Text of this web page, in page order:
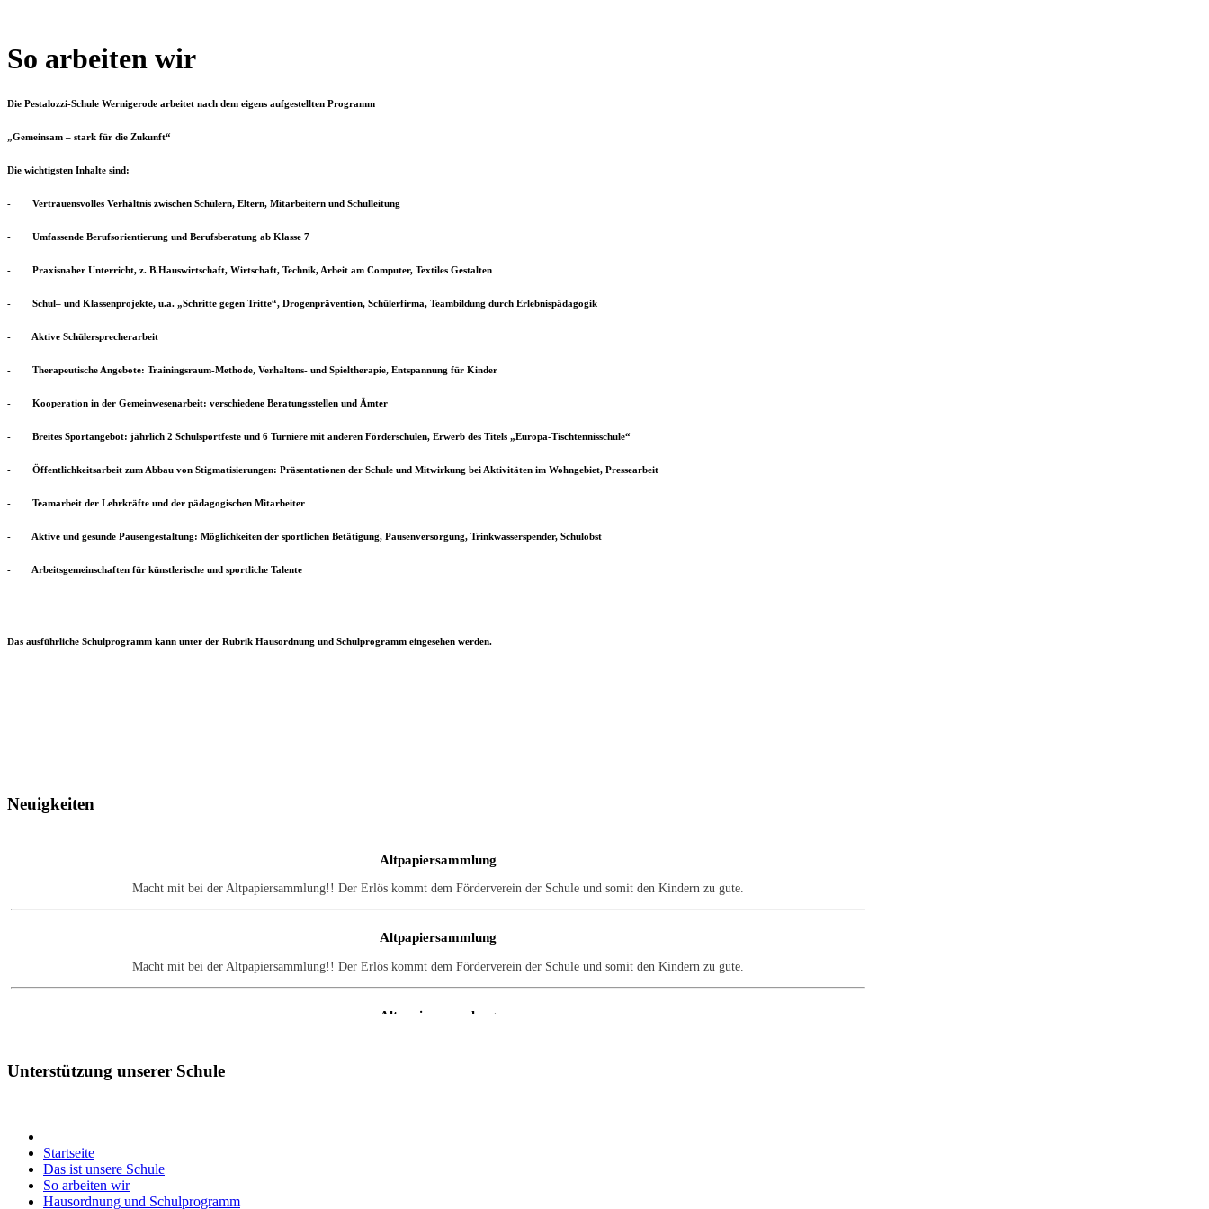
So arbeiten wir
Die Pestalozzi-Schule Wernigerode arbeitet nach dem eigens aufgestellten Programm
„Gemeinsam – stark für die Zukunft“
Die wichtigsten Inhalte sind:
- Vertrauensvolles Verhältnis zwischen Schülern, Eltern, Mitarbeitern und Schulleitung
- Umfassende Berufsorientierung und Berufsberatung ab Klasse 7
- Praxisnaher Unterricht, z. B.Hauswirtschaft, Wirtschaft, Technik, Arbeit am Computer, Textiles Gestalten
- Schul– und Klassenprojekte, u.a. „Schritte gegen Tritte“, Drogenprävention, Schülerfirma, Teambildung durch Erlebnispädagogik
- Aktive Schülersprecherarbeit
- Therapeutische Angebote: Trainingsraum-Methode, Verhaltens- und Spieltherapie, Entspannung für Kinder
- Kooperation in der Gemeinwesenarbeit: verschiedene Beratungsstellen und Ämter
- Breites Sportangebot: jährlich 2 Schulsportfeste und 6 Turniere mit anderen Förderschulen, Erwerb des Titels „Europa-Tischtennisschule“
- Öffentlichkeitsarbeit zum Abbau von Stigmatisierungen: Präsentationen der Schule und Mitwirkung bei Aktivitäten im Wohngebiet, Pressearbeit
- Teamarbeit der Lehrkräfte und der pädagogischen Mitarbeiter
- Aktive und gesunde Pausengestaltung: Möglichkeiten der sportlichen Betätigung, Pausenversorgung, Trinkwasserspender, Schulobst
- Arbeitsgemeinschaften für künstlerische und sportliche Talente
Das ausführliche Schulprogramm kann unter der Rubrik Hausordnung und Schulprogramm eingesehen werden.
Neuigkeiten
Altpapiersammlung
Macht mit bei der Altpapiersammlung!! Der Erlös kommt dem Förderverein der Schule und somit den Kindern zu gute.
Altpapiersammlung
Macht mit bei der Altpapiersammlung!! Der Erlös kommt dem Förderverein der Schule und somit den Kindern zu gute.
Altpapiersammlung
Macht mit bei der Altpapiersammlung!! Der Erlös kommt dem Förderverein der Schule und somit den Kindern zu gute.
Unterstützung unserer Schule
Startseite
Das ist unsere Schule
So arbeiten wir
Hausordnung und Schulprogramm